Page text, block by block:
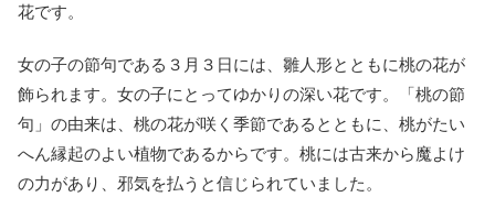
花です。
女の子の節句である３月３日には、雛人形とともに桃の花が
飾られます。女の子にとってゆかりの深い花です。「桃の節
句」の由来は、桃の花が咲く季節であるとともに、桃がたい
へん縁起のよい植物であるからです。桃には古来から魔よけ
の力があり、邪気を払うと信じられていました。